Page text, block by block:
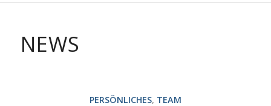
NEWS
PERSÖNLICHES, TEAM